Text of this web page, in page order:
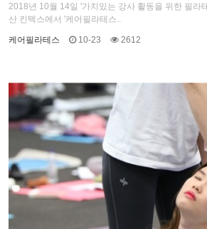
2018년 10월 14일 '가치있는 강사 활동을 위한 필라
산 킨텍스에서 '케어필라테스..
케어필라테스 10-23 2612